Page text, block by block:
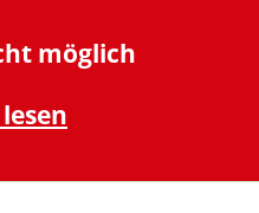
möglich